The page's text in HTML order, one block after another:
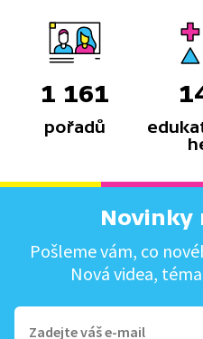
1 161
pořadů
Novinky
Pošleme vám, co
Nová videa,